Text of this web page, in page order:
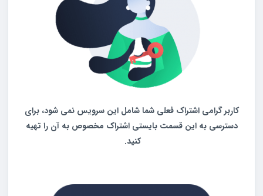
کاربر گرامی اشتراک فعلی شما شامل این سرویس نمی شود،برای
دسترسی به این قسمت بایستی اشتراک مخصوص به آن را تهیه
کنید.